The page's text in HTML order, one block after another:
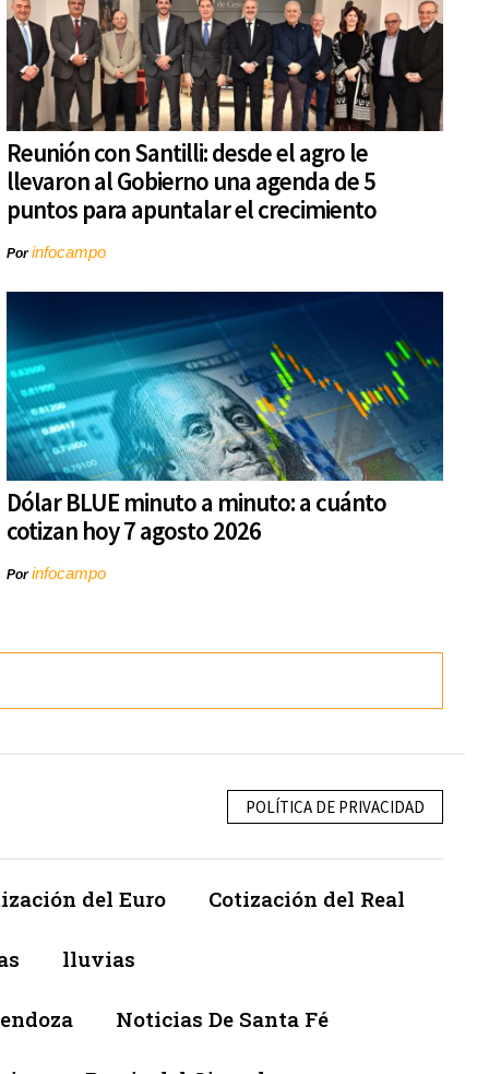
Reunión con Santilli: desde el agro le
llevaron al Gobierno una agenda de 5
puntos para apuntalar el crecimiento
Porinfocampo
Dólar BLUE minuto a minuto: a cuánto
cotizan hoy 7 agosto 2026
Porinfocampo
POLÍTICA DE PRIVACIDAD
del Euro Cotización del Real
lluvias
Noticias De Santa Fé